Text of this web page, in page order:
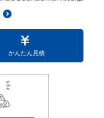
かんたん見積